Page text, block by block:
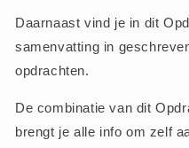
Daarnaast vind je in dit
samenvatting in
opdrachten.
De combinatie van dit
brengt je alle info om zelf